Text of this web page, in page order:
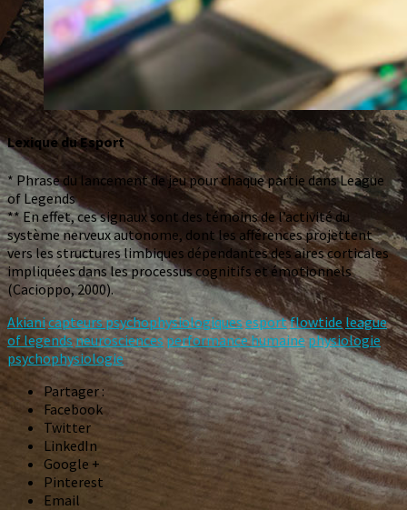
Lexique du Esport
* Phrase du lancement de jeu pour chaque partie dans League
of Legends
** En effet, ces signaux sont des témoins de l’activité du
système nerveux autonome, dont les afférences projettent
vers les structures limbiques dépendantes des aires corticales
impliquées dans les processus cognitifs et émotionnels
(Cacioppo, 2000).
Akianicapteurs psychophysiologiques esportflowtide league
of legendsneurosciences performance humaine physiologie
psychophysiologie
Partager :
Facebook
Twitter
LinkedIn
Google +
Pinterest
Email